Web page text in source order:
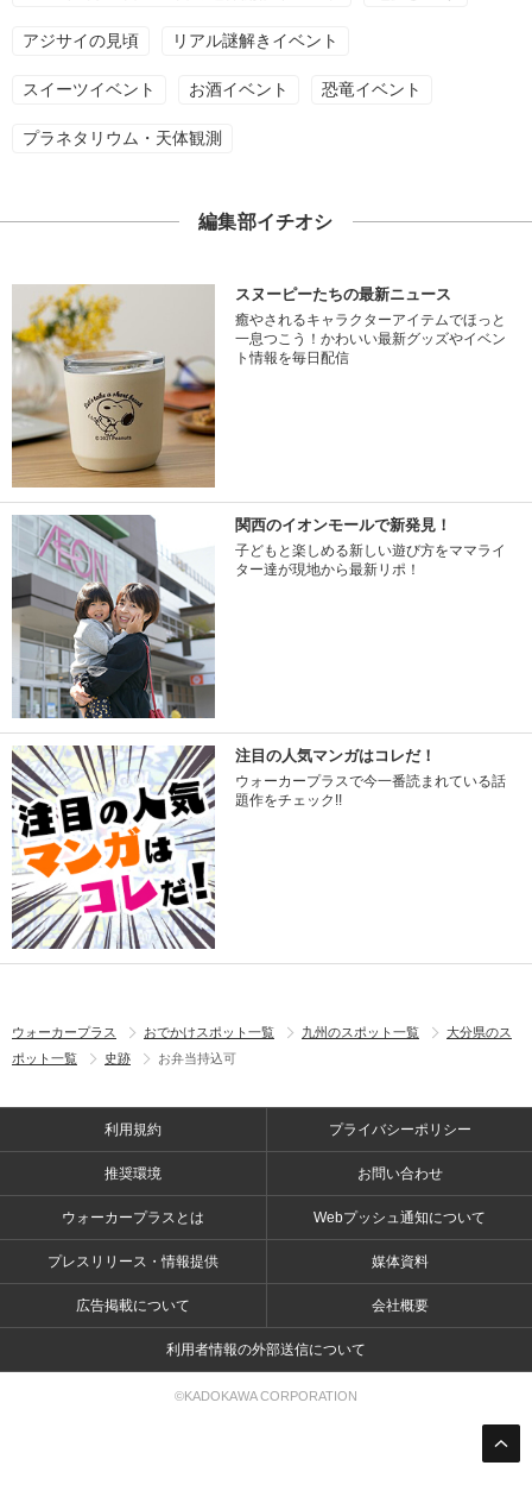
アジサイの見頃 リアル謎解きイベント
スイーツイベント お酒イベント 恐竜イベント
プラネタリウム・天体観測
編集部イチオシ
スヌーピーたちの最新ニュース
癒やされるキャラクターアイテムでほっと
一息つこう！かわいい最新グッズやイベン
ト情報を毎日配信
関西のイオンモールで新発見！
子どもと楽しめる新しい遊び方をママライ
ター達が現地から最新リポ！
注目の人気マンガはコレだ！
ウォーカープラスで今一番読まれている話
題作をチェック!!
ウォーカープラス おでかけスポット一覧 九州のスポット一覧
大分県のス
ポット一覧
史跡 お弁当持込可
利用規約 プライバシーポリシー
推奨環境 お問い合わせ
ウォーカープラスとは Webプッシュ通知について
プレスリリース・情報提供 媒体資料
広告掲載について 会社概要
利用者情報の外部送信について
©KADOKAWA CORPORATION